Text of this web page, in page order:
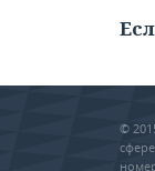
©